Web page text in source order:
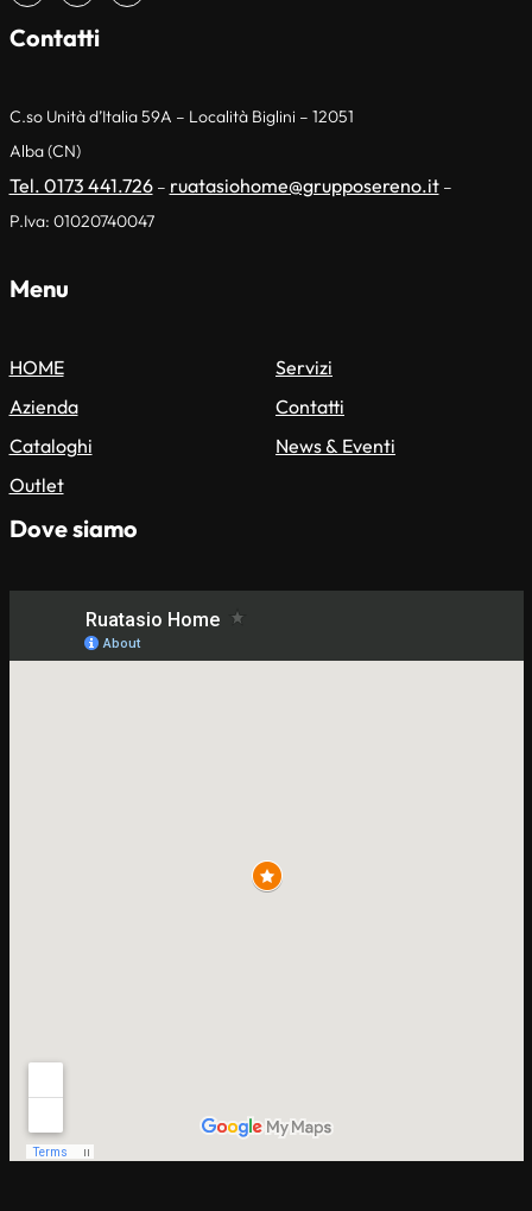
Contatti
C.so Unità d’Italia 59A – Località Biglini – 12051
Alba (CN)
Tel. 0173 441.726– ruatasiohome@grupposereno.it–
P.Iva: 01020740047
Menu
HOME
Azienda
Cataloghi
Outlet
Servizi
Contatti
News & Eventi
Dove siamo